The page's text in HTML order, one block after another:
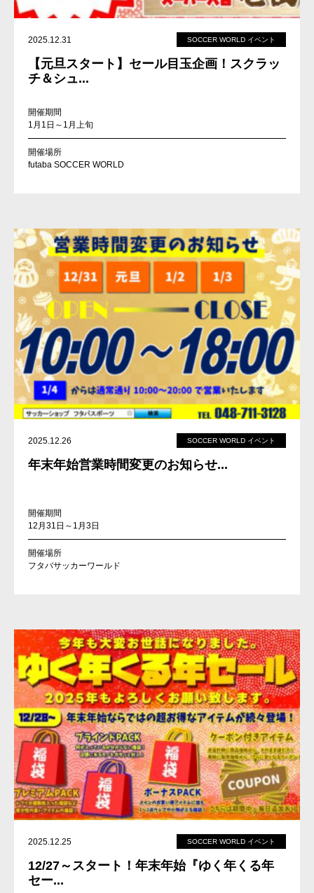
2025.12.31 SOCCER WORLD イベント
【元旦スタート】セール目玉企画！スクラッ
チ＆シュ...
開催期間
1月1日～1月上旬
開催場所
futaba SOCCER WORLD
2025.12.26 SOCCER WORLD イベント
年末年始営業時間変更のお知らせ...
開催期間
12月31日～1月3日
開催場所
フタバサッカーワールド
2025.12.25 SOCCER WORLD イベント
12/27～スタート！年末年始『ゆく年くる年
セー...